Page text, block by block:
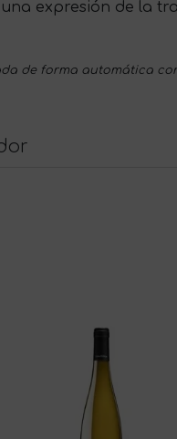
expresión de la
de forma automática